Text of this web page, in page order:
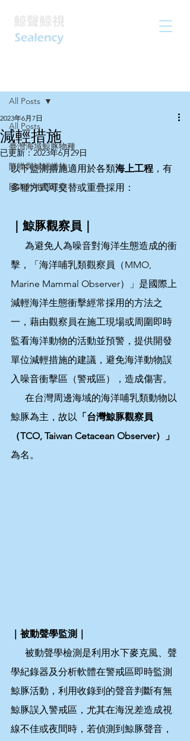
All Posts
臺灣海域鯨豚物種
降噪與減輕措施
國內外相關規範
All Posts
減輕措施
2023年6月7日
已更新：2023年6月29日
以下監測措施適用於各類海上工程 ，有
多種方式可交替或重疊採用：
｜鯨豚觀察員｜
擊，「海洋哺乳類觀察員（MMO,
Marine Mammal Observer）」是國際上
減輕海洋生態衝擊經常採用的方法之
一，藉由觀察員在施工現場或周圍即時
監看海洋動物的活動並預警，提供開發
單位減輕措施的建議，避免海洋動物誤
入噪音衝擊區（警戒區），造成傷害。
鯨豚為主，故以 「台灣鯨豚觀察員
（TCO, Taiwan Cetacean Observer）」
為名。
｜被動聲學監測｜
學紀錄器及分析軟體在警戒區即時監測
鯨豚活動，利用收錄到的聲音判斷有無
鯨豚誤入警戒區，尤其在海況差造成視
線不佳或夜間時，若偵測到鯨豚聲音，